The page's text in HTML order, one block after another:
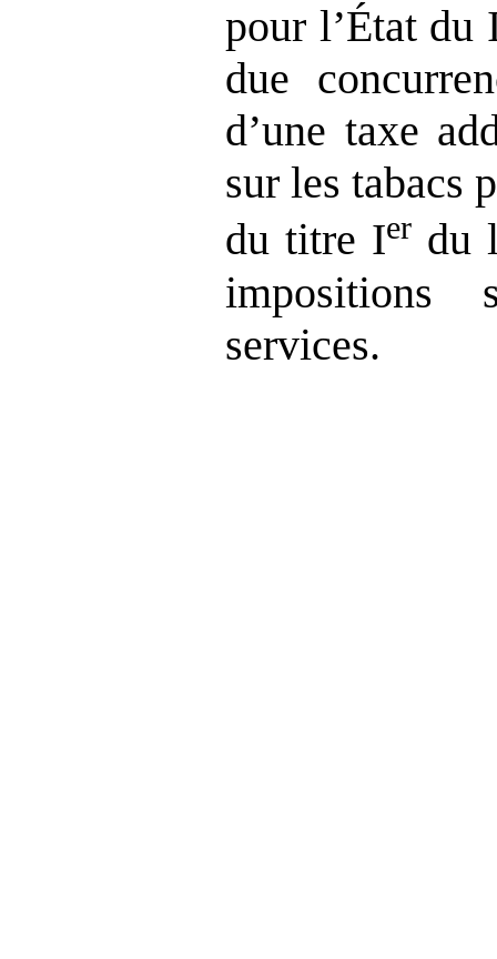
pour l’État du
due
d’une taxe
sur les tabacs
du titre Ier du
services.